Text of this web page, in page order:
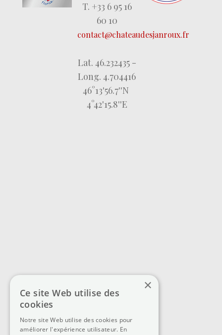
T. +33 6 95 16
60 10
contact@chateaudesjanroux.fr
Lat. 46.232435 -
Long. 4.704416
46°13'56.7''N
4°42'15.8''E
×
Ce site Web utilise des
cookies
Notre site Web utilise des cookies pour
améliorer l'expérience utilisateur. En